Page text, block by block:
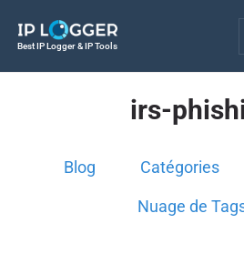
Best IP Logger & IP Tools
irs-
Blog Catégories
Nuage de